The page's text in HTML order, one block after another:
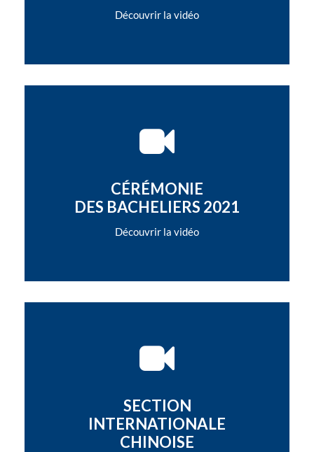
Découvrir la vidéo
CÉRÉMONIE
DES BACHELIERS 2021
Découvrir la vidéo
SECTION
INTERNATIONALE
CHINOISE